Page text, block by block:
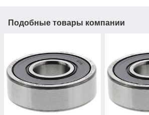
Подобные товары компании